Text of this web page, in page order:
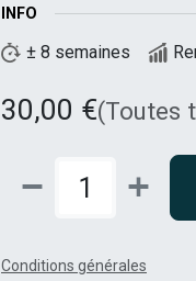
INFO
± 8 semaines
30,00 €(Toutes
Conditions générales